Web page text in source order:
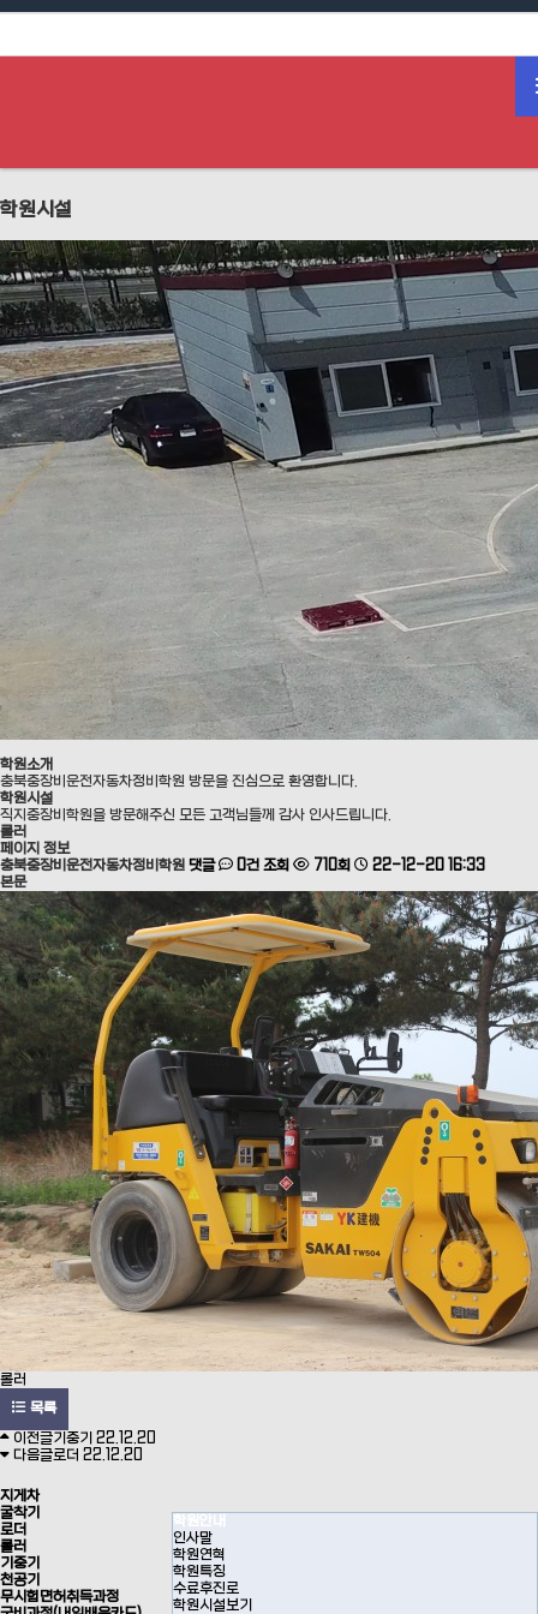
학원시설
학원소개
충북중장비운전자동차정비학원 방문을 진심으로 환영합니다.
학원시설
직지중장비학원을 방문해주신 모든 고객님들께 감사 인사드립니다.
롤러
페이지 정보
충북중장비운전자동차정비학원 댓글 0건 조회 710회
22-12-20 16:33
본문
롤러
목록
이전글기중기 22.12.20
다음글로더 22.12.20
학원안내
인사말
학원연혁
학원특징
수료후진로
학원시설보기
지게차
굴착기
로더
롤러
기중기
천공기
무시험면허취득과정